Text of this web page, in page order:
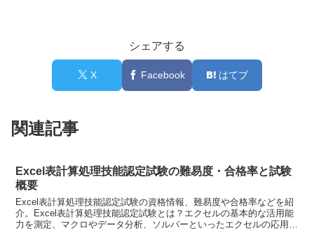
シェアする
X Facebook はてブ
関連記事
Excel表計算処理技能認定試験の難易度・合格率と試験
概要
Excel表計算処理技能認定試験の資格情報、難易度や合格率などを紹
介。Excel表計算処理技能認定試験とは？エクセルの基本的な活用能
力を測定、マクロやデータ分析、ソルバーといったエクセルの応用的